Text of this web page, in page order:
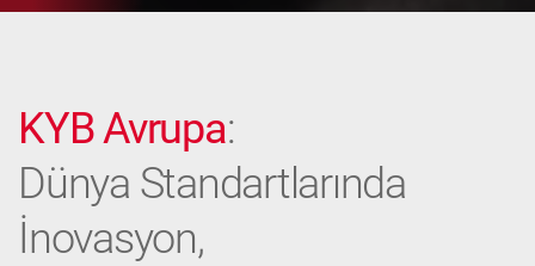
KYB Avrupa:
Dünya Standartlarında
İnovasyon,